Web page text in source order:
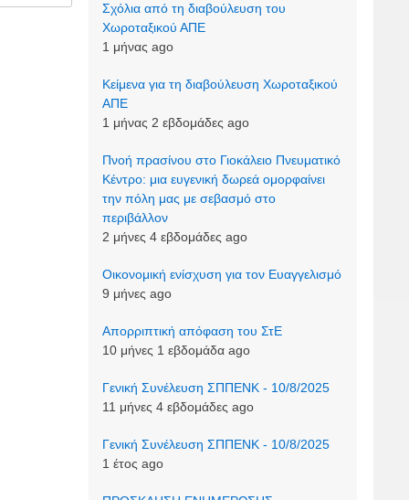
Σχόλια από τη διαβούλευση του
Χωροταξικού ΑΠΕ
1 μήνας ago
Kείμενα για τη διαβούλευση Χωροταξικού
ΑΠΕ
1 μήνας 2 εβδομάδες ago
Πνοή πρασίνου στο Γιοκάλειο Πνευματικό
Κέντρο: μια ευγενική δωρεά ομορφαίνει
την πόλη μας με σεβασμό στο
περιβάλλον
2 μήνες 4 εβδομάδες ago
Οικονομική ενίσχυση για τον Ευαγγελισμό
9 μήνες ago
Απορριπτική απόφαση του ΣτΕ
10 μήνες 1 εβδομάδα ago
Γενική Συνέλευση ΣΠΠΕΝΚ - 10/8/2025
11 μήνες 4 εβδομάδες ago
Γενική Συνέλευση ΣΠΠΕΝΚ - 10/8/2025
1 έτος ago